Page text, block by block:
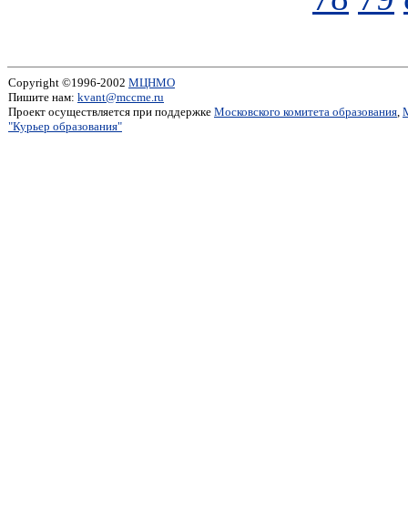
Copyright ©1996-2002 МЦНМО
Пишите нам: kvant@mccme.ru
Проект осуществляется при поддержке Московского комитета образования,
"Курьер образования"